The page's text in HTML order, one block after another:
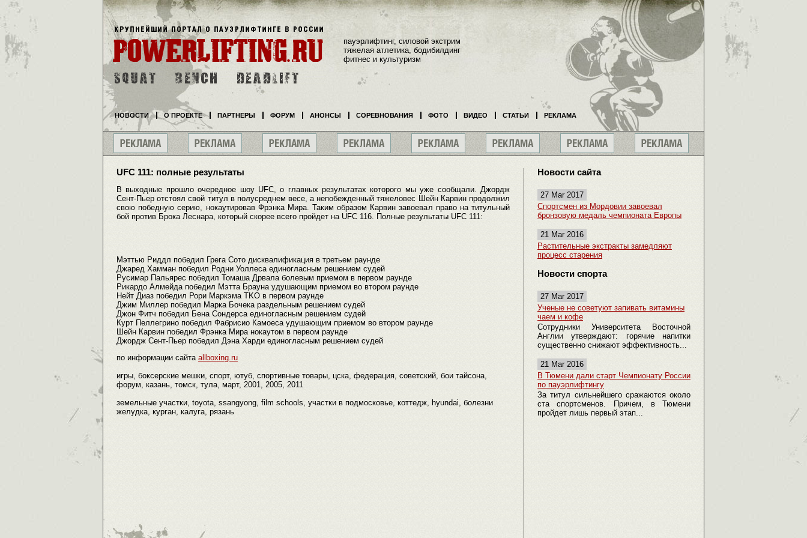
UFC 111: полные результаты
В выходные прошло очередное шоу UFC, о главных результатах которого мы уже сообщали. Джордж
Сент-Пьер отстоял свой титул в полусреднем весе, а непобежденный тяжеловес Шейн Карвин продолжил
свою победную серию, нокаутировав Фрэнка Мира. Таким образом Карвин завоевал право на титульный
бой против Брока Леснара, который скорее всего пройдет на UFC 116. Полные результаты UFC 111:
Мэттью Риддл победил Грега Сото дисквалификация в третьем раунде
Джаред Хамман победил Родни Уоллеса единогласным решением судей
Русимар Пальярес победил Томаша Дрвала болевым приемом в первом раунде
Рикардо Алмейда победил Мэтта Брауна удушающим приемом во втором раунде
Нейт Диаз победил Рори Маркэма TKO в первом раунде
Джим Миллер победил Марка Бочека раздельным решением судей
Джон Фитч победил Бена Сондерса единогласным решением судей
Курт Пеллегрино победил Фабрисио Камоеса удушающим приемом во втором раунде
Шейн Карвин победил Фрэнка Мира нокаутом в первом раунде
Джордж Сент-Пьер победил Дэна Харди единогласным решением судей
по информации сайта allboxing.ru
игры, боксерские мешки, спорт, ютуб, спортивные товары, цска, федерация, советский, бои тайсона,
форум, казань, томск, тула, март, 2001, 2005, 2011
земельные участки, toyota, ssangyong, film schools, участки в подмосковье, коттедж, hyundai, болезни
желудка, курган, калуга, рязань
Новости сайта
27 Mar 2017
Спортсмен из Мордовии завоевал
бронзовую медаль чемпионата Европы
21 Mar 2016
Растительные экстракты замедляют
процесс старения
Новости спорта
27 Mar 2017
Ученые не советуют запивать витамины
чаем и кофе
Сотрудники Университета Восточной
Англии утверждают: горячие напитки
существенно снижают эффективность...
21 Mar 2016
В Тюмени дали старт Чемпионату России
по пауэрлифтингу
За титул сильнейшего сражаются около
ста спортсменов. Причем, в Тюмени
пройдет лишь первый этап...
пауэрлифтинг, силовой экстрим
тяжелая атлетика, бодибилдинг
фитнес и культуризм
НОВОСТИ О ПРОЕКТЕ ПАРТНЕРЫ ФОРУМ АНОНСЫ СОРЕВНОВАНИЯ ФОТО ВИДЕО СТАТЬИ РЕКЛАМА